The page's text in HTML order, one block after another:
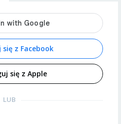
się z Facebook
się z Apple
LUB